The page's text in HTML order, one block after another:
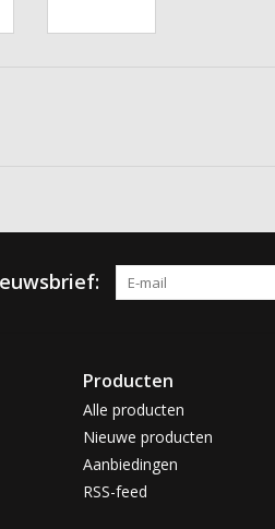
Producten
Alle producten
Nieuwe producten
Aanbiedingen
RSS-feed